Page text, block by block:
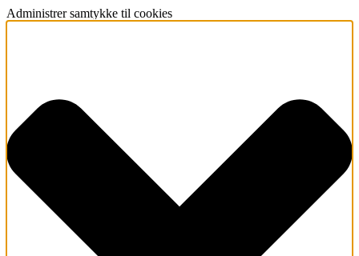
Administrer samtykke til cookies